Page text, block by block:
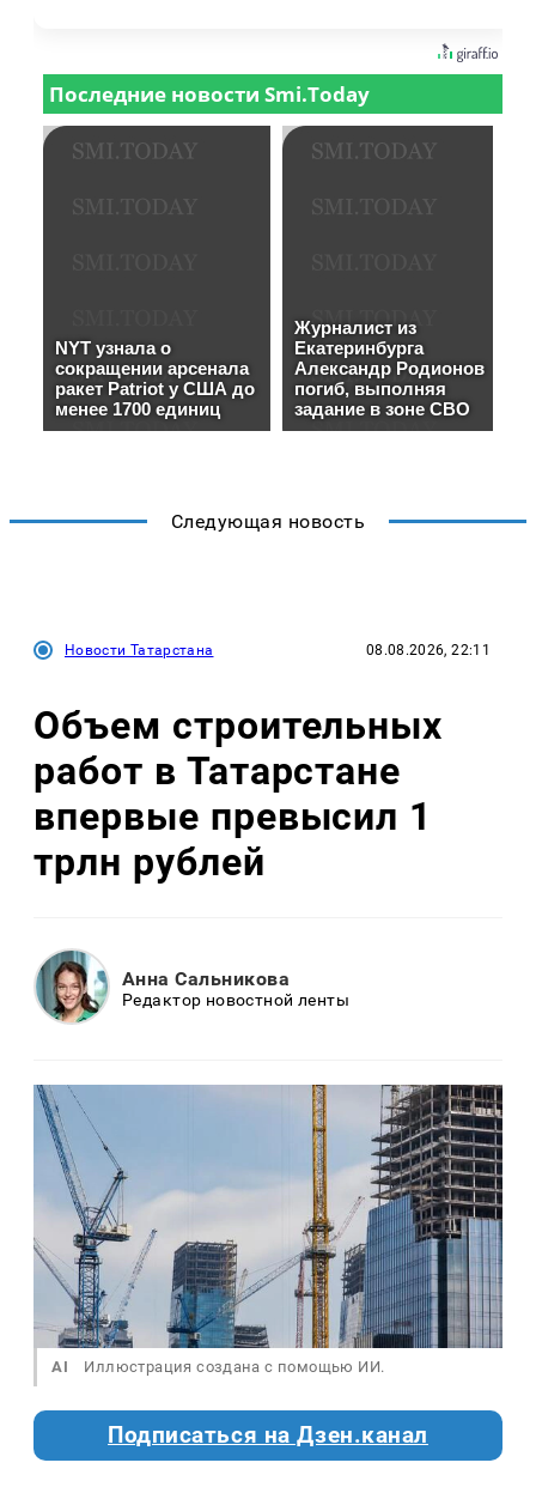
Следующая новость
Новости Татарстана 08.08.2026, 22:11
Объем строительных
работ в Татарстане
впервые превысил 1
трлн рублей
Анна Сальникова
Редактор новостной ленты
AI Иллюстрация создана с помощью ИИ.
Подписаться на Дзен.канал